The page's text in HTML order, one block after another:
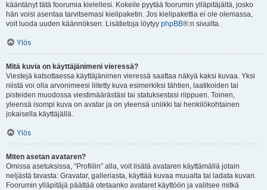
kääntänyt tätä foorumia kielellesi. Kokeile pyytää foorumin ylläpitäjältä, josko
hän voisi asentaa tarvitsemasi kielipaketin. Jos kielipakettia ei ole olemassa,
voit luoda uuden käännöksen. Lisätietoja löytyy phpBB®:n sivuilta.
Ylös
Mitä kuvia on käyttäjänimeni vieressä?
Viestejä katsottaessa käyttäjänimen vieressä saattaa näkyä kaksi kuvaa. Yksi
niistä voi olla arvonimeesi liitetty kuva esimerkiksi tähtien, laatikoiden tai
pisteiden muodossa viestimäärästäsi tai statuksestasi riippuen. Toinen,
yleensä isompi kuva on avatar ja on yleensä uniikki tai henkilökohtainen
jokaisella käyttäjällä.
Ylös
Miten asetan avataren?
Omissa asetuksissa, “Profiilin” alla, voit lisätä avataren käyttämällä jotain
neljästä tavasta: Gravatar, galleriasta, käyttää kuvaa muualta tai ladata kuvan.
Foorumin ylläpitäjä päättää otetaanko avataret käyttöön ja valitsee mitkä